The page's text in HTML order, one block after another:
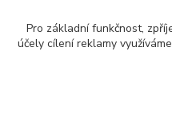
Pro základní funkčnost,
účely cílení reklamy